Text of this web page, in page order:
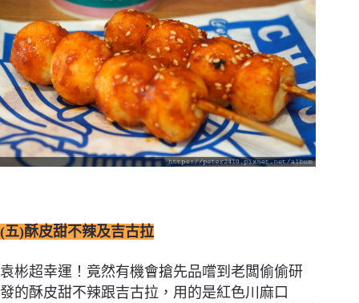
(五)酥皮甜不辣及吉古拉
袁彬超幸運！竟然有機會搶先品嚐到老闆偷偷研
發的酥皮甜不辣跟吉古拉，用的是紅色川麻口